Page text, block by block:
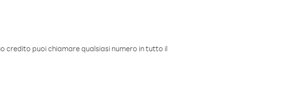
credito puoi chiamare qualsiasi numero in tutto il